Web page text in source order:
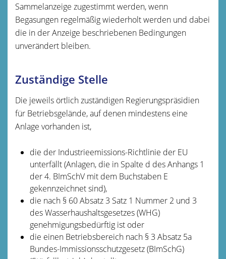
Sammelanzeige zugestimmt werden, wenn
Begasungen regelmäßig wiederholt werden und dabei
die in der Anzeige beschriebenen Bedingungen
unverändert bleiben.
Zuständige Stelle
Die jeweils örtlich zuständigen Regierungspräsidien
für Betriebsgelände, auf denen mindestens eine
Anlage vorhanden ist,
die der Industrieemissions-Richtlinie der EU
unterfällt (Anlagen, die in Spalte d des Anhangs 1
der 4. BImSchV mit dem Buchstaben E
gekennzeichnet sind),
die nach § 60 Absatz 3 Satz 1 Nummer 2 und 3
des Wasserhaushaltsgesetzes (WHG)
genehmigungsbedürftig ist oder
die einen Betriebsbereich nach § 3 Absatz 5a
Bundes-Immissionsschutzgesetz (BImSchG)